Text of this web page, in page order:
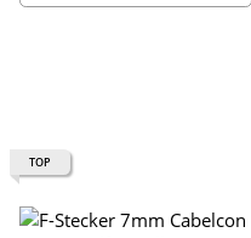
TOP